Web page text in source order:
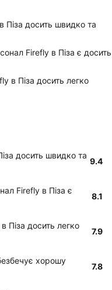
Піза досить швидко та
Firefly в Піза є досить
в Піза досить легко
досить швидко та
9.4
Firefly в Піза є
8.1
Піза досить легко
7.9
хорошу
7.8